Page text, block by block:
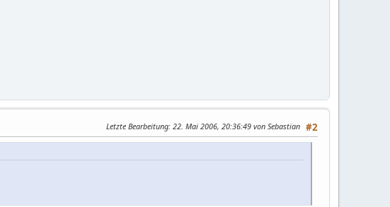
#2
Letzte Bearbeitung: 22. Mai 2006, 20:36:49 von Sebastian